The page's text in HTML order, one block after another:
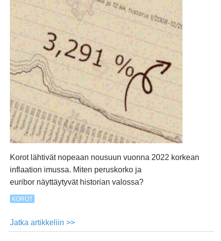
Korot lähtivät nopeaan nousuun vuonna 2022 korkean
inflaation imussa. Miten peruskorko ja
euribor näyttäytyvät historian valossa?
KOROT
Jatka artikkeliin >>